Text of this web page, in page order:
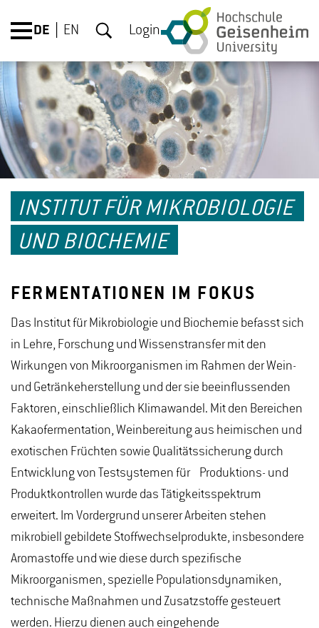
DE EN Login
INSTITUT FÜR MIKROBIOLOGIE
UND BIOCHEMIE
FERMENTATIONEN IM FOKUS
Das Institut für Mikrobiologie und Biochemie befasst sich
in Lehre, Forschung und Wissenstransfer mit den
Wirkungen von Mikroorganismen im Rahmen der Wein-
und Getränkeherstellung und der sie beeinflussenden
Faktoren, einschließlich Klimawandel. Mit den Bereichen
Kakaofermentation, Weinbereitung aus heimischen und
exotischen Früchten sowie Qualitätssicherung durch
Entwicklung von Testsystemen für Produktions- und
Produktkontrollen wurde das Tätigkeitsspektrum
erweitert. Im Vordergrund unserer Arbeiten stehen
mikrobiell gebildete Stoffwechselprodukte, insbesondere
Aromastoffe und wie diese durch spezifische
Mikroorganismen, spezielle Populationsdynamiken,
technische Maßnahmen und Zusatzstoffe gesteuert
werden. Hierzu dienen auch eingehende